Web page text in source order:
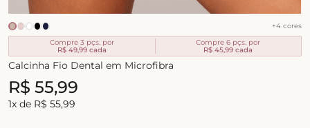
+4 cores
Compre 3 pçs. por
R$ 49,99cada
Compre 6 pçs. por
R$ 45,99 cada
Calcinha Fio Dental em Microfibra
R$ 55,99
1x de R$ 55,99